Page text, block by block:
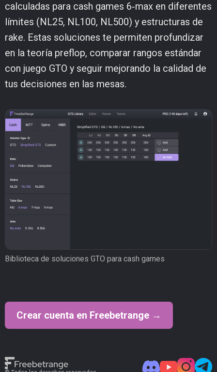
calculadas para cash games 6‑max en diferentes
límites (NL25, NL100, NL500) y estructuras de
rake. Estas soluciones te permiten profundizar
en la teoría preflop, comparar rangos estándar
con juego GTO y seguir mejorando la calidad de
tus decisiones en las mesas.
Biblioteca de soluciones GTO para cash games
Crear cuenta en Freebetrange →